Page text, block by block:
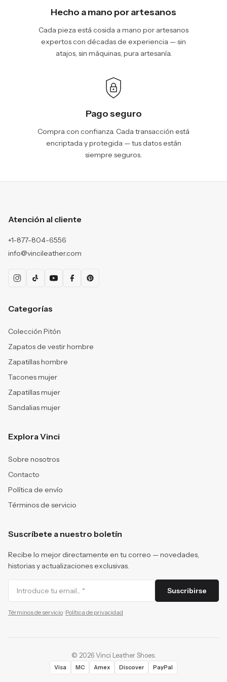
Hecho a mano por artesanos
Cada pieza está cosida a mano por artesanos
expertos con décadas de experiencia — sin
atajos, sin máquinas, pura artesanía.
Pago seguro
Compra con confianza. Cada transacción está
encriptada y protegida — tus datos están
siempre seguros.
Atención al cliente
+1-877-804-6556
info@vincileather.com
Categorías
Colección Pitón
Zapatos de vestir hombre
Zapatillas hombre
Tacones mujer
Zapatillas mujer
Sandalias mujer
Explora Vinci
Sobre nosotros
Contacto
Política de envío
Términos de servicio
Suscríbete a nuestro boletín
Recibe lo mejor directamente en tu correo — novedades,
historias y actualizaciones exclusivas.
Suscribirse
Términos de servicio· Política de privacidad
© 2026 Vinci Leather Shoes.
Visa MC Amex Discover PayPal